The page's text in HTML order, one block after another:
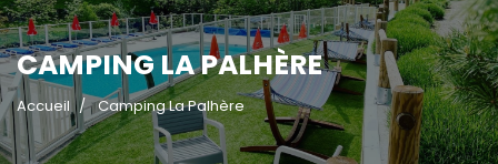
CAMPING LA PALHÈRE
Accueil Camping La Palhère